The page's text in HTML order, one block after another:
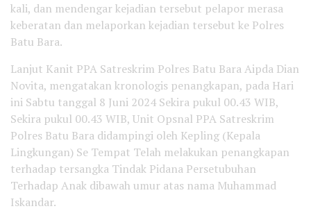
kali, dan mendengar kejadian tersebut pelapor merasa
keberatan dan melaporkan kejadian tersebut ke Polres
Batu Bara.
Lanjut Kanit PPA Satreskrim Polres Batu Bara Aipda Dian
Novita, mengatakan kronologis penangkapan, pada Hari
ini Sabtu tanggal 8 Juni 2024 Sekira pukul 00.43 WIB,
Sekira pukul 00.43 WIB, Unit Opsnal PPA Satreskrim
Polres Batu Bara didampingi oleh Kepling (Kepala
Lingkungan) Se Tempat Telah melakukan penangkapan
terhadap tersangka Tindak Pidana Persetubuhan
Terhadap Anak dibawah umur atas nama Muhammad
Iskandar.